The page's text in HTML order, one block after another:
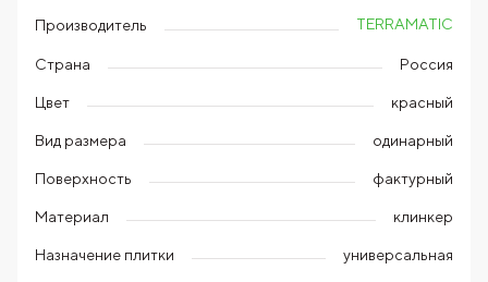
Производитель TERRAMATIC
Страна Россия
Цвет красный
Вид размера одинарный
Поверхность фактурный
Материал клинкер
Назначение плитки универсальная